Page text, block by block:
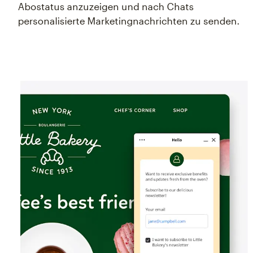
Abostatus anzuzeigen und nach Chats
personalisierte Marketingnachrichten zu senden.